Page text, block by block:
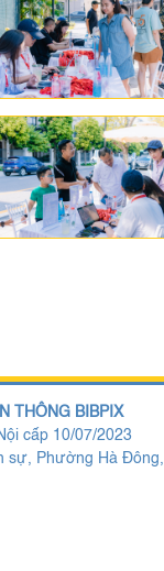
THÔNG BIBPIX
cấp 10/07/2023
sự, Phường Hà Đông,